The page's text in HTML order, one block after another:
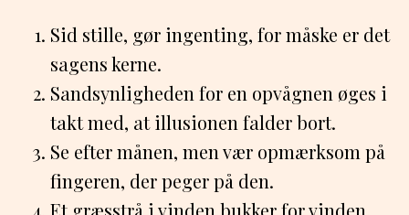
Sid stille, gør ingenting, for måske er det
sagens kerne.
Sandsynligheden for en opvågnen øges i
takt med, at illusionen falder bort.
Se efter månen, men vær opmærksom på
fingeren, der peger på den.
Et græsstrå i vinden bukker for vinden,